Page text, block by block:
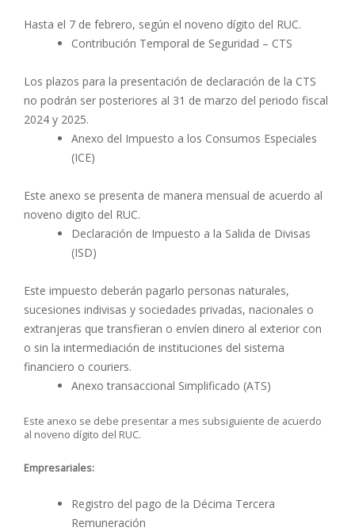
Hasta el 7 de febrero, según el noveno dígito del RUC.
Contribución Temporal de Seguridad – CTS
Los plazos para la presentación de declaración de la CTS
no podrán ser posteriores al 31 de marzo del periodo fiscal
2024 y 2025.
Anexo del Impuesto a los Consumos Especiales
(ICE)
Este anexo se presenta de manera mensual de acuerdo al
noveno digito del RUC.
Declaración de Impuesto a la Salida de Divisas
(ISD)
Este impuesto deberán pagarlo personas naturales,
sucesiones indivisas y sociedades privadas, nacionales o
extranjeras que transfieran o envíen dinero al exterior con
o sin la intermediación de instituciones del sistema
financiero o couriers.
Anexo transaccional Simplificado (ATS)
Este anexo se debe presentar a mes subsiguiente de acuerdo
al noveno dígito del RUC.
Empresariales:
Registro del pago de la Décima Tercera
Remuneración